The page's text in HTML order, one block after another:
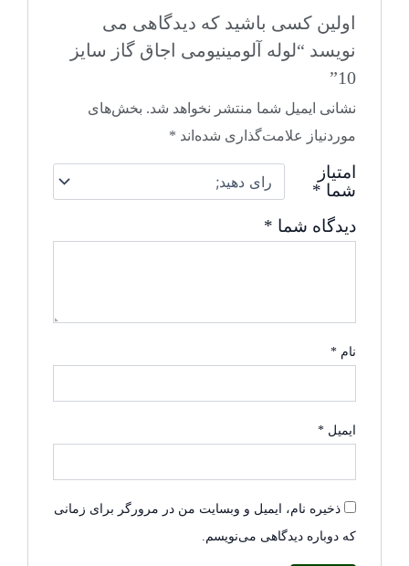
اولین کسی باشید که دیدگاهی می
نویسد “لوله آلومینیومی اجاق گاز سایز
10”
نشانی ایمیل شما منتشر نخواهد شد. بخش‌های
موردنیاز علامت‌گذاری شده‌اند *
امتیاز
شما *
دیدگاه شما *
نام *
ایمیل *
ذخیره نام، ایمیل و وبسایت من در مرورگر برای زمانی
که دوباره دیدگاهی می‌نویسم.